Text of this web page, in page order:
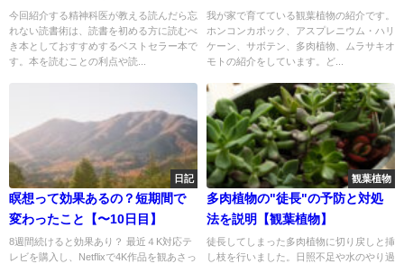
今回紹介する精神科医が教える読んだら忘
れない読書術は、読書を初める方に読むべ
き本としておすすめするベストセラー本で
す。本を読むことの利点や読...
我が家で育てている観葉植物の紹介です。
ホンコンカポック、アスプレニウム・ハリ
ケーン、サボテン、多肉植物、ムラサキオ
モトの紹介をしています。ど...
日記
瞑想って効果あるの？短期間で
変わったこと【〜10日目】
8週間続けると効果あり？ 最近４K対応テ
レビを購入し、Netflixで4K作品を観あさっ
観葉植物
多肉植物の"徒長"の予防と対処
法を説明【観葉植物】
徒長してしまった多肉植物に切り戻しと挿
し枝を行いました。日照不足や水のやり過